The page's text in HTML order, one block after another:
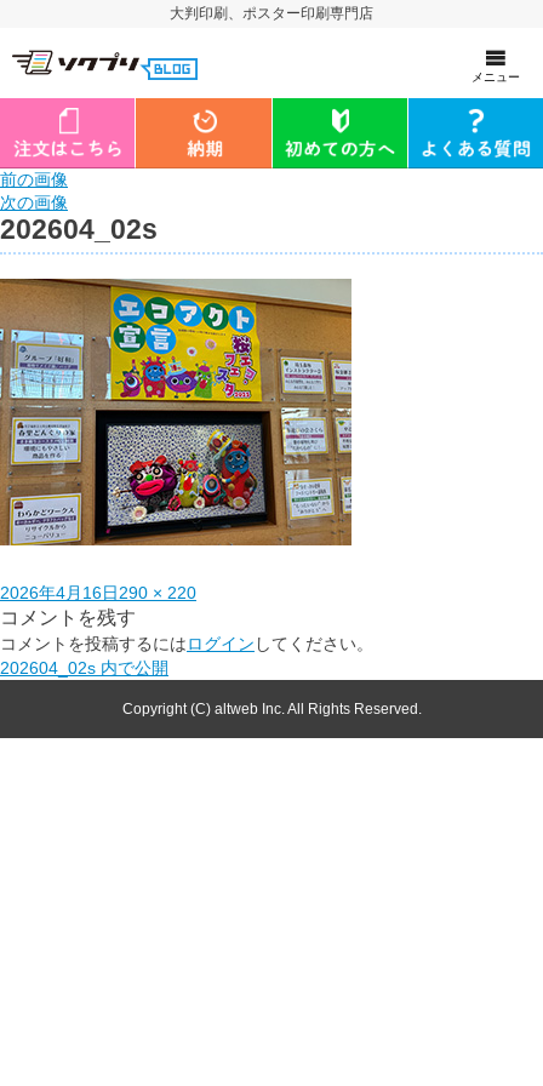
大判印刷、ポスター印刷専門店
メニュー
前の画像
次の画像
202604_02s
2026年4月16日290 × 220
コメントを残す
コメントを投稿するにはログイン してください。
202604_02s 内で公開
Copyright (C) altweb Inc. All Rights Reserved.